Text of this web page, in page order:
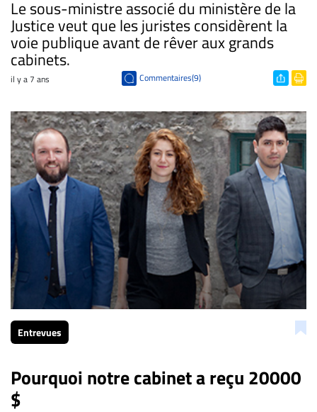
Le sous-ministre associé du ministère de la
Justice veut que les juristes considèrent la
voie publique avant de rêver aux grands
cabinets.
il y a 7 ans Commentaires(9)
Entrevues
Pourquoi notre cabinet a reçu 20000
$